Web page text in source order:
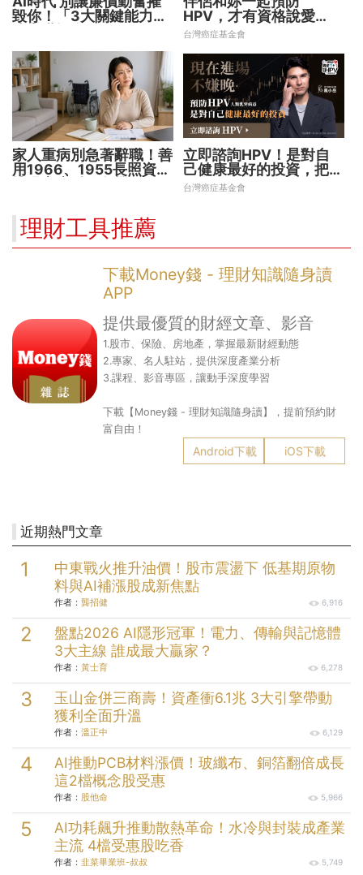
毀你！「3大關鍵能力」
HPV，才有資格說愛
妳！
台灣癌症基金會
家人重病別急著辭職！善
用1966、1955長照資源
立即諮詢HPV！是對自
己健康最好的投資，把握
現在不嫌晚！
台灣癌症基金會
理財工具推薦
下載Money錢 - 理財知識隨身讀
APP
提供最優質的財經文章、影音
1.股市、保險、房地產，掌握最新財經動態
2.專家、名人駐站，提供深度產業分析
3.課程、影音專區，讓動手深度學習
下載【Money錢 - 理財知識隨身讀】，提前預約財
富自由！
Android下載 iOS下載
近期熱門文章
中東戰火推升油價！股市震盪下 低基期原物
料與AI補漲股成新焦點
作者： 龔招健 6,916
盤點2026 AI隱形冠軍！電力、傳輸與記憶體
3大主線 誰成最大贏家？
作者： 黃士育 6,278
玉山金併三商壽！資產衝6.1兆 3大引擎帶動
獲利全面升溫
作者： 溫正中 6,129
AI推動PCB材料漲價！玻纖布、銅箔翻倍成長
這2檔概念股受惠
作者： 股他命 5,966
AI功耗飆升推動散熱革命！水冷與封裝成產業
主流 4檔受惠股吃香
作者： 韭菜畢業班-叔叔 5,749